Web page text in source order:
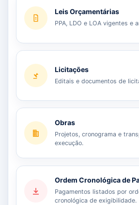
Leis Orçamentárias
PPA, LDO e LOA vigentes e
Licitações
Editais e documentos de
Obras
Projetos, cronograma e
execução.
Ordem Cronológica de
Pagamentos listados por
cronológica de exigibilidade.